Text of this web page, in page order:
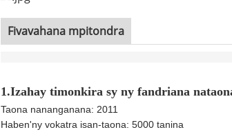
Fivavahana mpitondra
1.Izahay timonkira sy ny fandriana
Taona nananganana: 2011
Haben'ny vokatra isan-taona: 5000 tanina